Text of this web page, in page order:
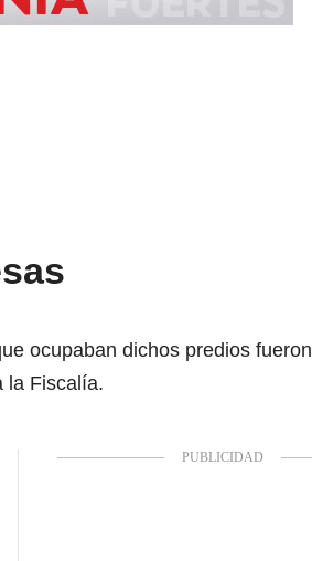
ocupaban dichos predios fueron
la Fiscalía.